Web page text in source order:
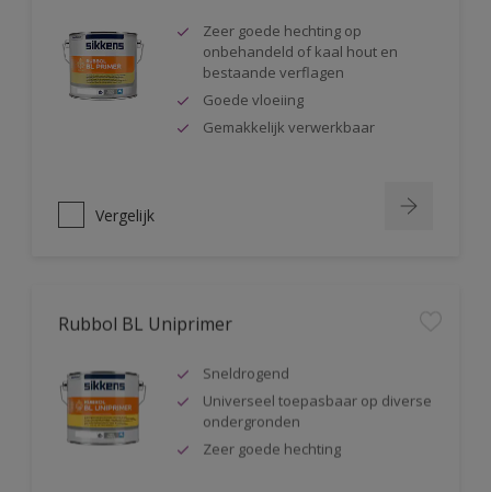
Zeer goede hechting op
onbehandeld of kaal hout en
bestaande verflagen
Goede vloeiing
Gemakkelijk verwerkbaar
Vergelijk
Rubbol BL Uniprimer
Sneldrogend
Universeel toepasbaar op diverse
ondergronden
Zeer goede hechting